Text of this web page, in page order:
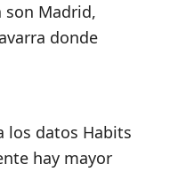
son Madrid,
donde
los datos Habits
hay mayor